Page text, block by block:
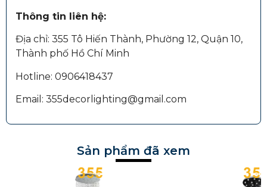
Thông tin liên hệ:
Địa chỉ: 355 Tô Hiến Thành, Phường 12, Quận 10,
Thành phố Hồ Chí Minh
Hotline: 0906418437
Email: 355decorlighting@gmail.com
Sản phẩm đã xem